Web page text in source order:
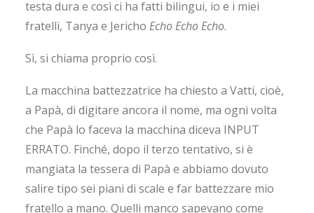
testa dura e così ci ha fatti bilingui, io e i miei
fratelli, Tanya e Jericho Echo Echo Echo.
Sì, si chiama proprio così.
La macchina battezzatrice ha chiesto a Vatti, cioè,
a Papà, di digitare ancora il nome, ma ogni volta
che Papà lo faceva la macchina diceva INPUT
ERRATO. Finché, dopo il terzo tentativo, si è
mangiata la tessera di Papà e abbiamo dovuto
salire tipo sei piani di scale e far battezzare mio
fratello a mano. Quelli manco sapevano come